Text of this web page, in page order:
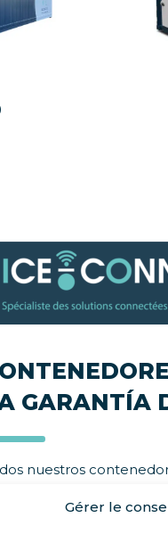
Gérer le
GARANTÍA
nuestros
un seguimiento